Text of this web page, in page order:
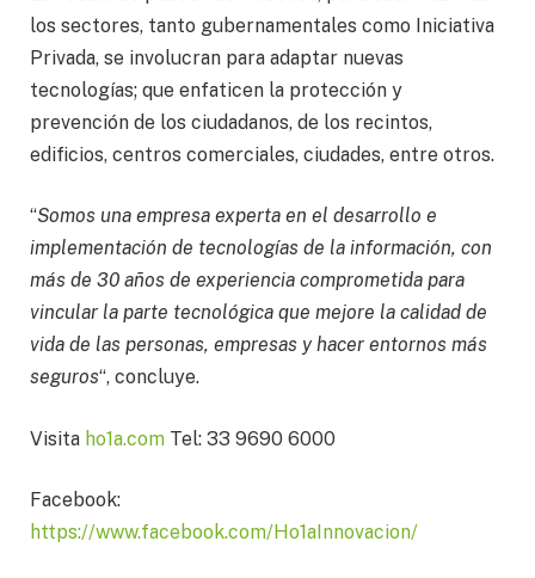
los sectores, tanto gubernamentales como Iniciativa
Privada, se involucran para adaptar nuevas
tecnologías; que enfaticen la protección y
prevención de los ciudadanos, de los recintos,
edificios, centros comerciales, ciudades, entre otros.
“Somos una empresa experta en el desarrollo e
implementación de tecnologías de la información, con
más de 30 años de experiencia comprometida para
vincular la parte tecnológica que mejore la calidad de
vida de las personas, empresas y hacer entornos más
seguros“, concluye.
Visita ho1a.com Tel: 33 9690 6000
Facebook:
https://www.facebook.com/Ho1aInnovacion/